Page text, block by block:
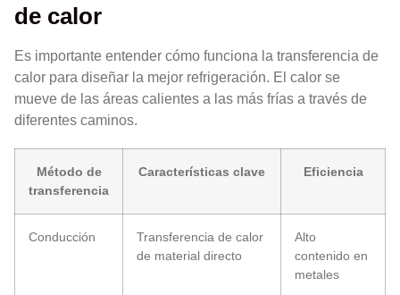
de calor
Es importante entender cómo funciona la transferencia de
calor para diseñar la mejor refrigeración. El calor se
mueve de las áreas calientes a las más frías a través de
diferentes caminos.
Método de
transferencia
Características clave Eficiencia
Conducción
Transferencia de calor
de material directo
Alto
contenido en
metales